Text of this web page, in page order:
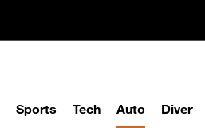
Sports Tech Auto